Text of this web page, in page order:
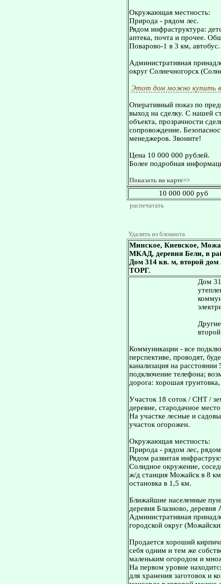
Окружающая местность:
Природа - рядом лес.
Рядом инфраструктура:
аптека, почта и прочее.
Поварово-1 в 3 км, автобус.
Административная
округ Солнечногорск
Этот дом можно купить
Оперативный показ по
выход на сделку. С нашей
объекта, прозрачности
сопровождение.
менеджеров. Звоните!
Цена 10 000 000 рублей.
Более подробная
Показать на карте>>
10 000 000 руб
распечатать
Удалить из блокнота
Минское, Киевское,
МКАД, деревня Бели, в
Дом 314 кв. м, второй
ТОРГ.
Дом
Коммуникации - все
перспективе, проводят,
канализация на
подключение телефона;
дорога: хорошая
Участок 18 соток / СНТ /
деревне, стародачное
На участке лесные и
участок огорожен.
Окружающая местность:
Природа - рядом лес,
Рядом развитая
Солидное окружение,
ж/д станция Можайск в 8
остановка в 1,5 км.
Ближайшие населенные
деревня Блазново, деревня
Административная
городской округ
Продается хороший
себя одним и тем же
маленьким огородом и
На первом уровне
для хранения заготовок и